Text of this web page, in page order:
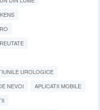
UROLOGICE
NEVOI
APLICATII MOBILE